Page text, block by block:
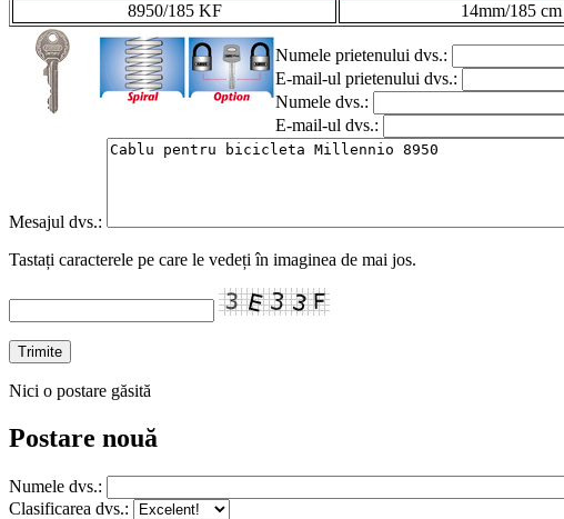
8950/185 KF
14mm/185 cm
Numele prietenului dvs.:
E-mail-ul prietenului dvs.:
Numele dvs.:
E-mail-ul dvs.:
Mesajul dvs.:
Tastați caracterele pe care le vedeți în imaginea de mai jos.
Nici o postare găsită
Postare nouă
Numele dvs.:
Clasificarea dvs.: